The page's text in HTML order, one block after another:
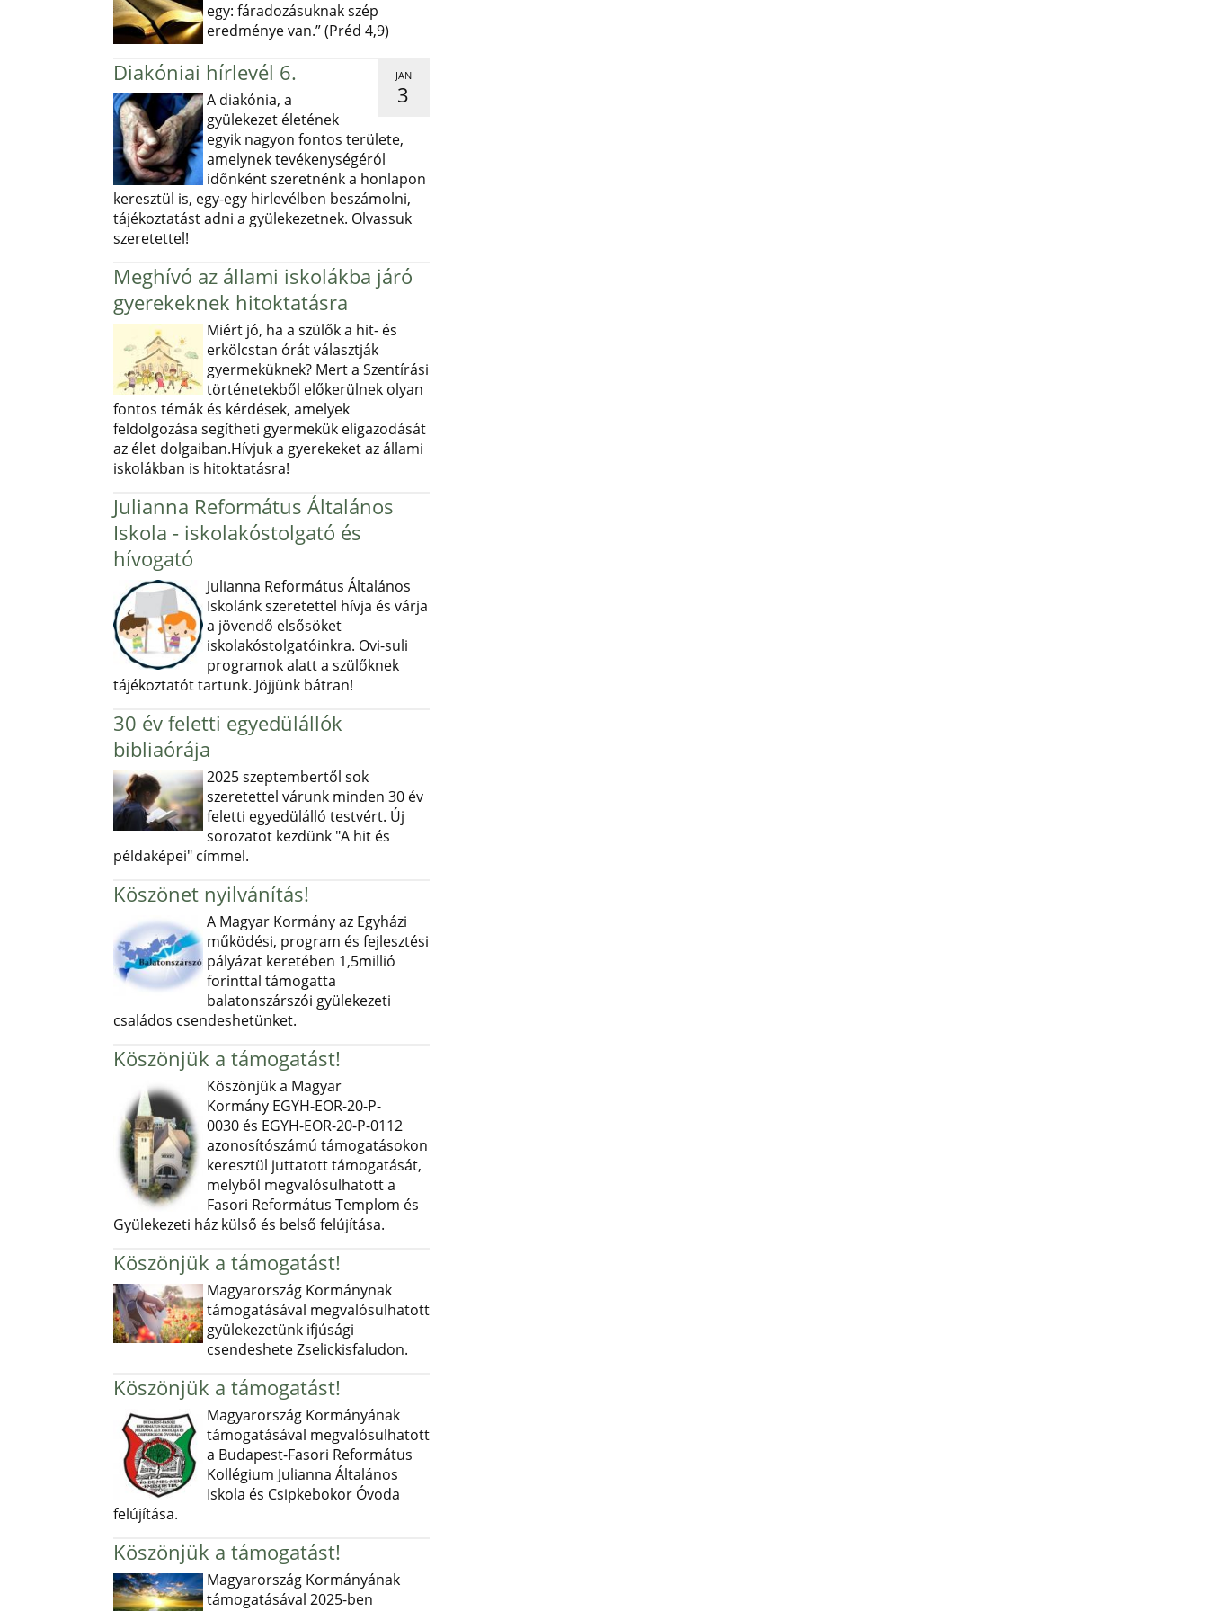
egy: fáradozásuknak szép
eredménye van.” (Préd 4,9)
JAN
3
Diakóniai hírlevél 6.
A diakónia, a
gyülekezet életének
egyik nagyon fontos területe,
amelynek tevékenységéról
időnként szeretnénk a honlapon
keresztül is, egy-egy hirlevélben beszámolni,
tájékoztatást adni a gyülekezetnek. Olvassuk
szeretettel!
Meghívó az állami iskolákba járó
gyerekeknek hitoktatásra
Miért jó, ha a szülők a hit- és
erkölcstan órát választják
gyermeküknek? Mert a Szentírási
történetekből előkerülnek olyan
fontos témák és kérdések, amelyek
feldolgozása segítheti gyermekük eligazodását
az élet dolgaiban.Hívjuk a gyerekeket az állami
iskolákban is hitoktatásra!
Julianna Református Általános
Iskola - iskolakóstolgató és
hívogató
Julianna Református Általános
Iskolánk szeretettel hívja és várja
a jövendő elsősöket
iskolakóstolgatóinkra. Ovi-suli
programok alatt a szülőknek
tájékoztatót tartunk. Jöjjünk bátran!
30 év feletti egyedülállók
bibliaórája
2025 szeptembertől sok
szeretettel várunk minden 30 év
feletti egyedülálló testvért. Új
sorozatot kezdünk "A hit és
példaképei" címmel.
Köszönet nyilvánítás!
A Magyar Kormány az Egyházi
működési, program és fejlesztési
pályázat keretében 1,5millió
forinttal támogatta
balatonszárszói gyülekezeti
családos csendeshetünket.
Köszönjük a támogatást!
Köszönjük a Magyar
Kormány EGYH-EOR-20-P-
0030 és EGYH-EOR-20-P-0112
azonosítószámú támogatásokon
keresztül juttatott támogatását,
melyből megvalósulhatott a
Fasori Református Templom és
Gyülekezeti ház külső és belső felújítása.
Köszönjük a támogatást!
Magyarország Kormánynak
támogatásával megvalósulhatott
gyülekezetünk ifjúsági
csendeshete Zselickisfaludon.
Köszönjük a támogatást!
Magyarország Kormányának
támogatásával megvalósulhatott
a Budapest-Fasori Református
Kollégium Julianna Általános
Iskola és Csipkebokor Óvoda
felújítása.
Köszönjük a támogatást!
Magyarország Kormányának
támogatásával 2025-ben